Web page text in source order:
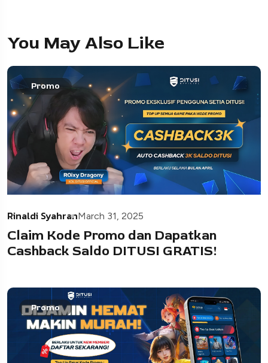
You May Also Like
Promo
Rinaldi SyahranMarch 31, 2025
Claim Kode Promo dan Dapatkan
Cashback Saldo DITUSI GRATIS!
Promo